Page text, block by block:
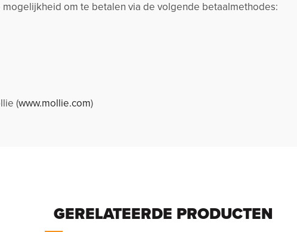
mogelijkheid om te betalen via de volgende betaalmethodes:
(www.mollie.com)
GERELATEERDE PRODUCTEN